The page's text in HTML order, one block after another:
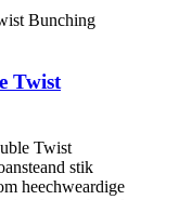
Twist
Twist
stik
heechweardige